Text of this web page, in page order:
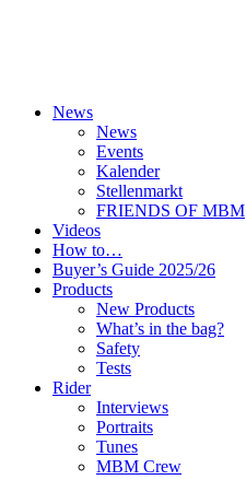
News
News
Events
Kalender
Stellenmarkt
FRIENDS OF MBM
Videos
How to…
Buyer’s Guide 2025/26
Products
New Products
What’s in the bag?
Safety
Tests
Rider
Interviews
Portraits
Tunes
MBM Crew